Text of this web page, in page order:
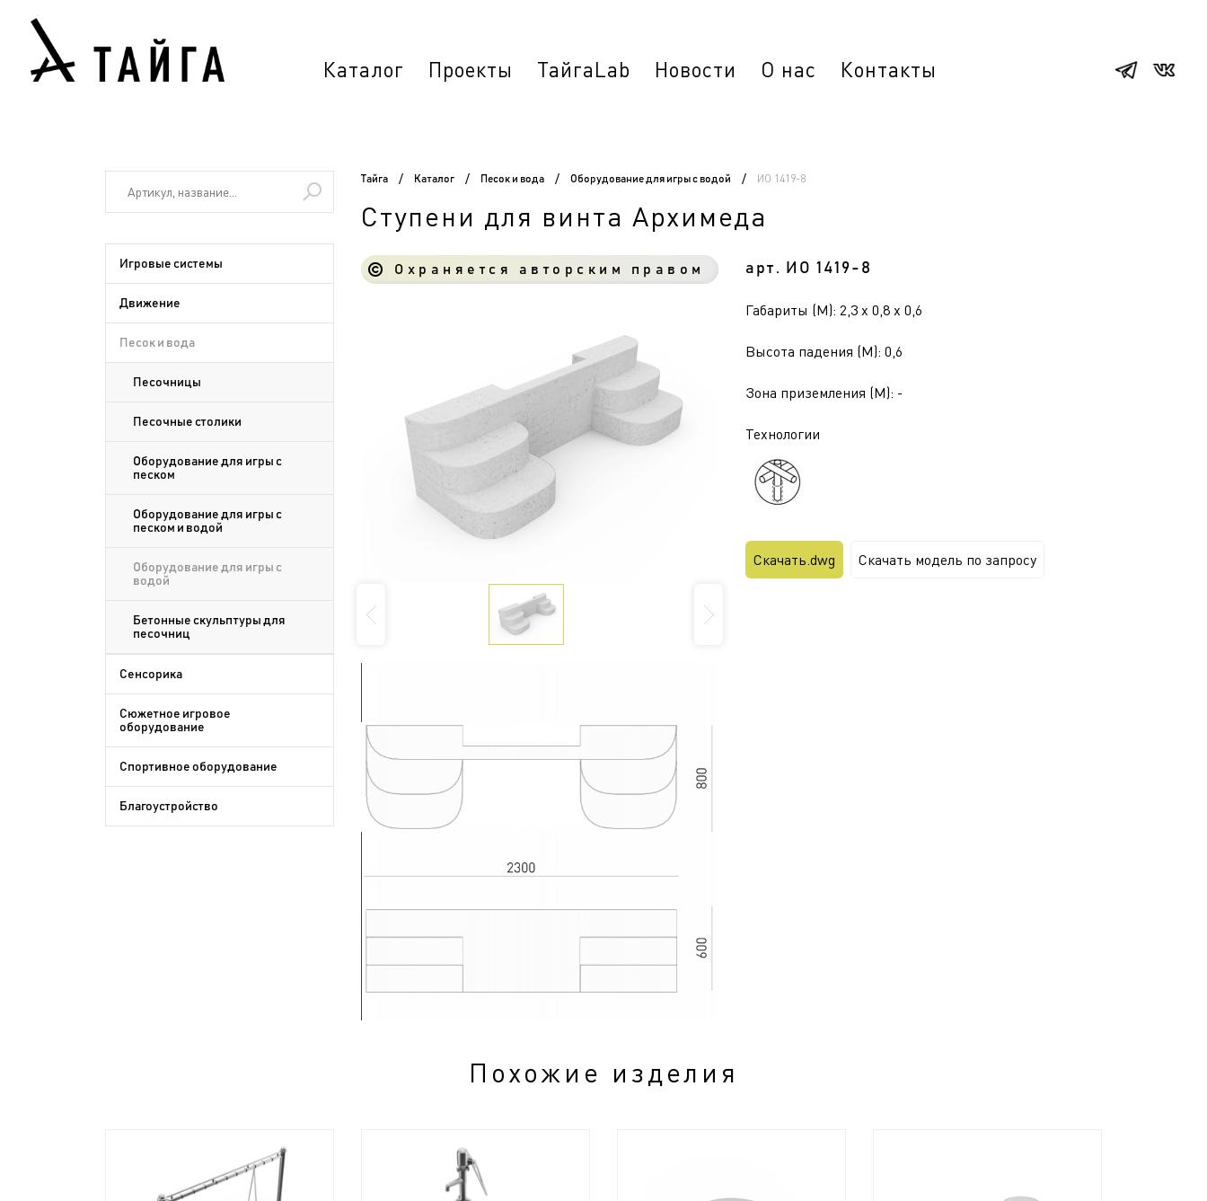
Каталог Проекты ТайгаLab Новости О нас Контакты
Игровые системы
Движение
Песок и вода
Песочницы
Песочные столики
Оборудование для игры с
песком
Оборудование для игры с
песком и водой
Оборудование для игры с
водой
Бетонные скульптуры для
песочниц
Сенсорика
Сюжетное игровое
оборудование
Спортивное оборудование
Благоустройство
Тайга / Каталог / Песок и вода / Оборудование для игры с водой / ИО 1419-8
Ступени для винта Архимеда
Охраняется авторским правом арт. ИО 1419-8
Габариты (М): 2,3 x 0,8 x 0,6
Высота падения (М): 0,6
Зона приземления (М): -
Технологии
Скачать.dwg Скачать модель по запросу
Похожие изделия